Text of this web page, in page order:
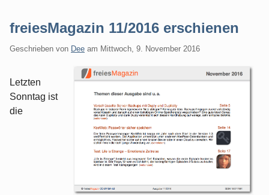
freiesMagazin 11/2016 erschienen
Geschrieben von Dee am Mittwoch, 9. November 2016
Letzten
Sonntag ist
die